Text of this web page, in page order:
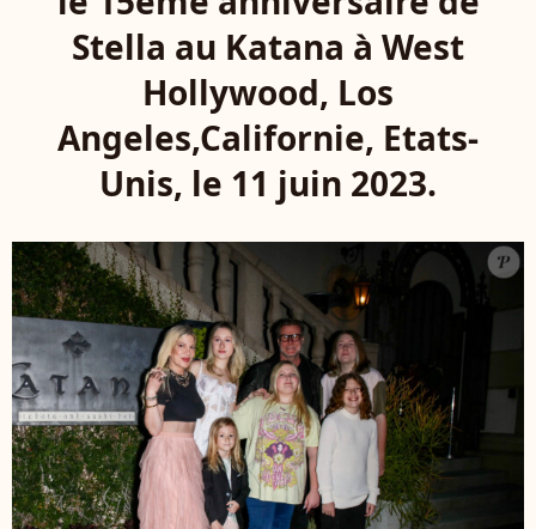
Stella au Katana à West
Hollywood, Los
Angeles,Californie, Etats-
Unis, le 11 juin 2023.